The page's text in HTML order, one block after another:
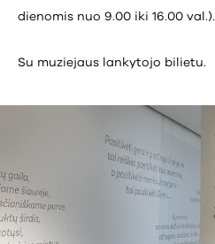
dienomis nuo 9.00 iki 16.00 val.).
Su muziejaus lankytojo bilietu.